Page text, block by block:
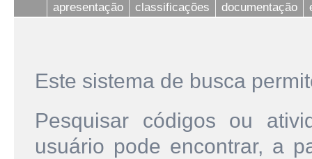
apresentação classificações documentação
Este sistema de busca
Pesquisar códigos ou
usuário pode encontrar, a